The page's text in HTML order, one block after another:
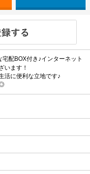
配BOX付き♪インターネット
います！
活に便利な立地です♪
◎